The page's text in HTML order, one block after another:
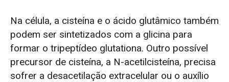
Na célula, a cisteína e o ácido glutâmico também
podem ser sintetizados com a glicina para
formar o tripeptídeo glutationa. Outro possível
precursor de cisteína, a N-acetilcisteína, precisa
sofrer a desacetilação extracelular ou o auxílio